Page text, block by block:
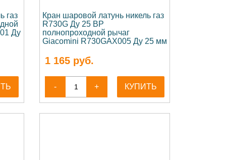
газ
Ду
Кран шаровой латунь никель газ
R730G Ду 25 ВР
полнопроходной рычаг
Giacomini R730GAX005 Ду 25 мм
1 165руб.
- + КУПИТЬ